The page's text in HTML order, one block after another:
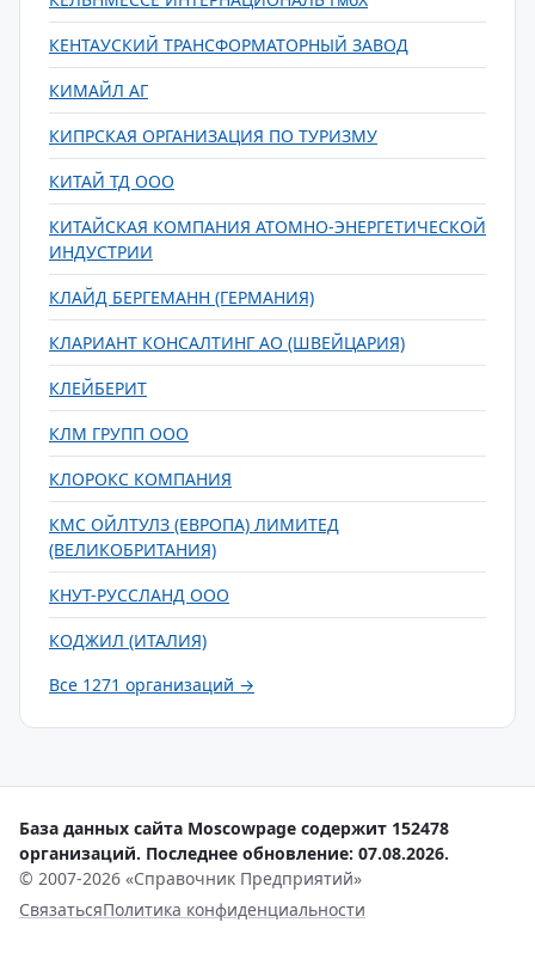
КЕНТАУСКИЙ ТРАНСФОРМАТОРНЫЙ ЗАВОД
КИМАЙЛ АГ
КИПРСКАЯ ОРГАНИЗАЦИЯ ПО ТУРИЗМУ
КИТАЙ ТД ООО
КИТАЙСКАЯ КОМПАНИЯ АТОМНО-ЭНЕРГЕТИЧЕСКОЙ
ИНДУСТРИИ
КЛАЙД БЕРГЕМАНН (ГЕРМАНИЯ)
КЛАРИАНТ КОНСАЛТИНГ АО (ШВЕЙЦАРИЯ)
КЛЕЙБЕРИТ
КЛМ ГРУПП ООО
КЛОРОКС КОМПАНИЯ
КМС ОЙЛТУЛЗ (ЕВРОПА) ЛИМИТЕД
(ВЕЛИКОБРИТАНИЯ)
КНУТ-РУССЛАНД ООО
КОДЖИЛ (ИТАЛИЯ)
Все 1271 организаций →
База данных сайта Moscowpage содержит 152478
организаций. Последнее обновление: 07.08.2026.
© 2007-2026 «Справочник Предприятий»
СвязатьсяПолитика конфиденциальности